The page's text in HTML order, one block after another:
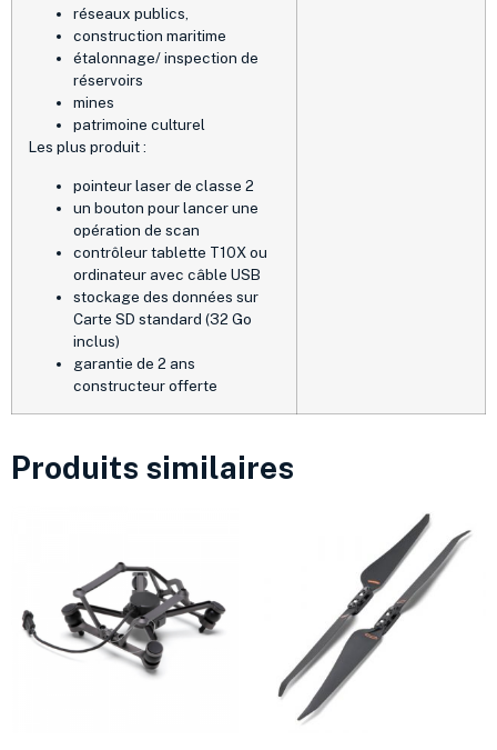
réseaux publics,
construction maritime
étalonnage/ inspection de
réservoirs
mines
patrimoine culturel
Les plus produit :
pointeur laser de classe 2
un bouton pour lancer une
opération de scan
contrôleur tablette T10X ou
ordinateur avec câble USB
stockage des données sur
Carte SD standard (32 Go
inclus)
garantie de 2 ans
constructeur offerte
Produits similaires